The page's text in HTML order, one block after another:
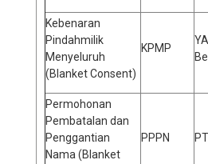
Kebenaran
Pindahmilik
Menyeluruh
(Blanket Consent)
KPMP
Permohonan
Pembatalan dan
Penggantian
Nama (Blanket
PPPN